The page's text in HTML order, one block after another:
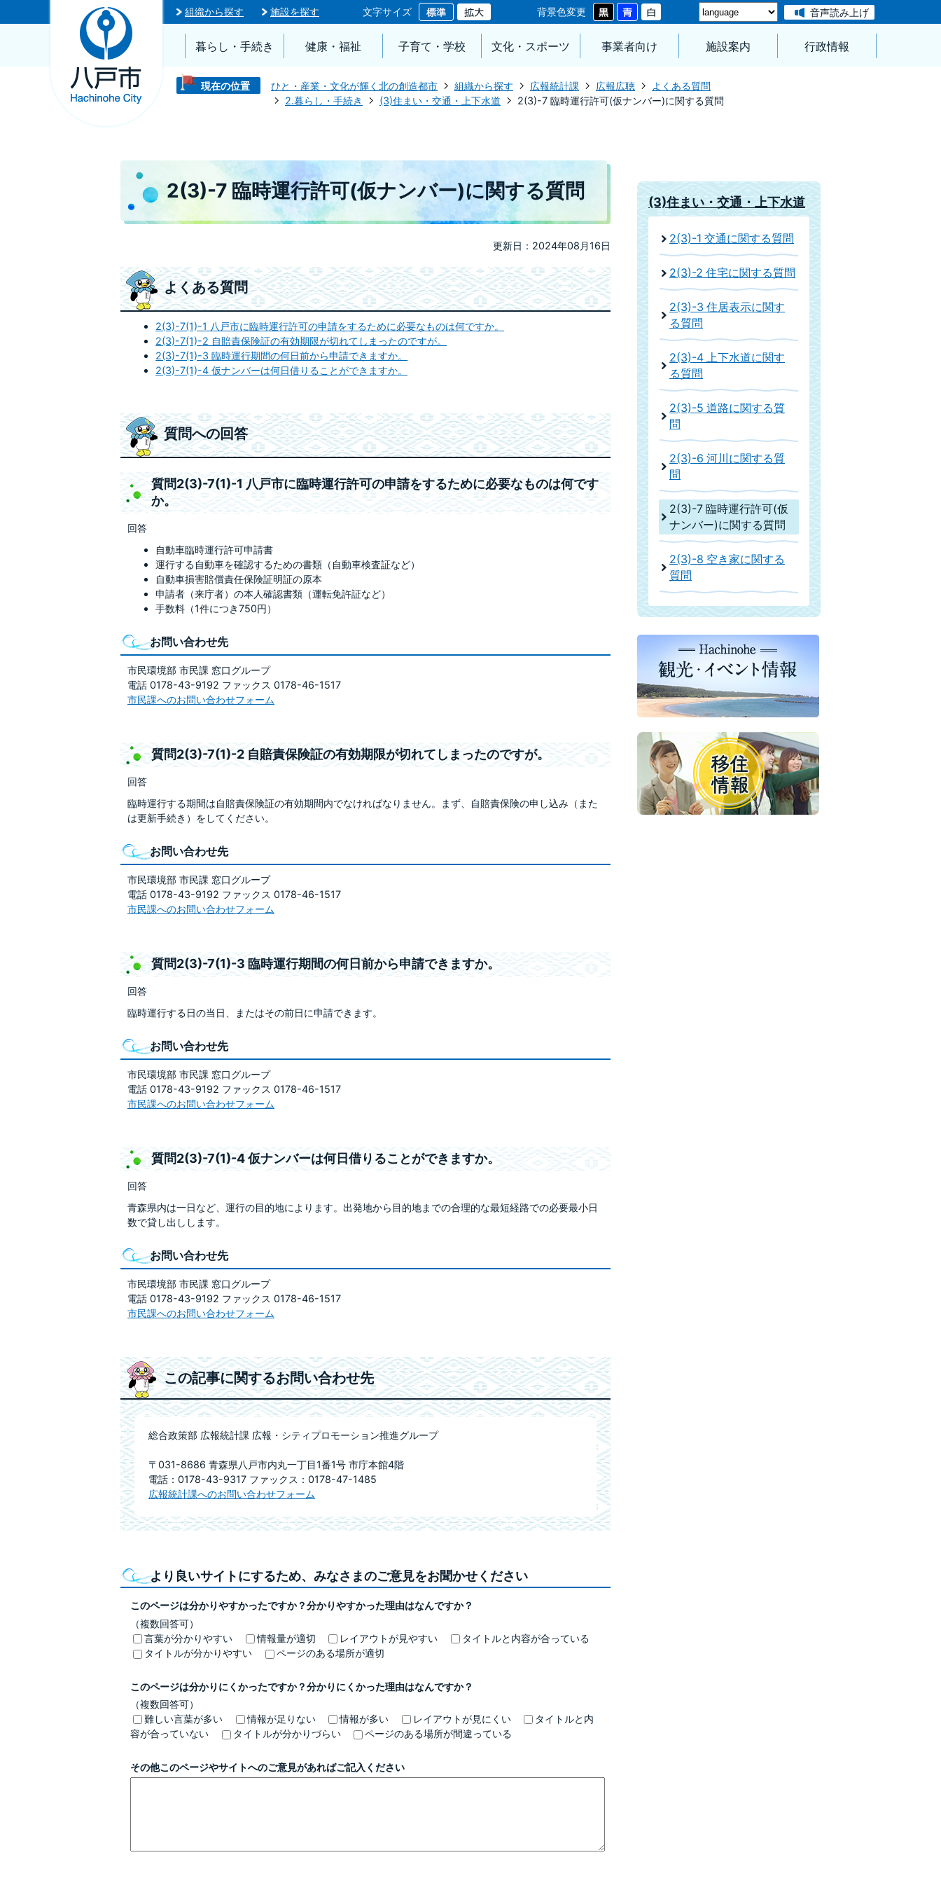
組織から探す 施設を探す 文字サイズ 背景色変更 音声読み上げ
暮らし・手続き 健康・福祉 子育て・学校 文化・スポーツ 事業者向け 施設案内 行政情報
現在の位置 ひと・産業・文化が輝く北の創造都市 組織から探す 広報統計課 広報広聴
よくある質問
2.暮らし・手続き
(3)住まい・交通・上下水道 2(3)-7 臨時運行許可(仮ナンバー)に関する質問
2(3)-7 臨時運行許可(仮ナンバー)に関する質問
更新日：2024年08月16日
よくある質問
2(3)-7(1)-1 八戸市に臨時運行許可の申請をするために必要なものは何ですか。
2(3)-7(1)-2 自賠責保険証の有効期限が切れてしまったのですが。
2(3)-7(1)-3 臨時運行期間の何日前から申請できますか。
2(3)-7(1)-4 仮ナンバーは何日借りることができますか。
質問への回答
質問2(3)-7(1)-1 八戸市に臨時運行許可の申請をするために必要なものは何です
か。
回答
自動車臨時運行許可申請書
運行する自動車を確認するための書類（自動車検査証など）
自動車損害賠償責任保険証明証の原本
申請者（来庁者）の本人確認書類（運転免許証など）
手数料（1件につき750円）
お問い合わせ先
市民環境部 市民課 窓口グループ
電話 0178-43-9192 ファックス 0178-46-1517
市民課へのお問い合わせフォーム
質問2(3)-7(1)-2 自賠責保険証の有効期限が切れてしまったのですが。
回答
臨時運行する期間は自賠責保険証の有効期間内でなければなりません。まず、自賠責保険の申し込み（また
は更新手続き）をしてください。
お問い合わせ先
市民環境部 市民課 窓口グループ
電話 0178-43-9192 ファックス 0178-46-1517
市民課へのお問い合わせフォーム
質問2(3)-7(1)-3 臨時運行期間の何日前から申請できますか。
回答
臨時運行する日の当日、またはその前日に申請できます。
お問い合わせ先
市民環境部 市民課 窓口グループ
電話 0178-43-9192 ファックス 0178-46-1517
市民課へのお問い合わせフォーム
質問2(3)-7(1)-4 仮ナンバーは何日借りることができますか。
回答
青森県内は一日など、運行の目的地によります。出発地から目的地までの合理的な最短経路での必要最小日
数で貸し出しします。
お問い合わせ先
市民環境部 市民課 窓口グループ
電話 0178-43-9192 ファックス 0178-46-1517
市民課へのお問い合わせフォーム
この記事に関するお問い合わせ先
総合政策部 広報統計課 広報・シティプロモーション推進グループ
〒031-8686 青森県八戸市内丸一丁目1番1号 市庁本館4階
電話：0178-43-9317 ファックス：0178-47-1485
広報統計課へのお問い合わせフォーム
より良いサイトにするため、みなさまのご意見をお聞かせください
このページは分かりやすかったですか？分かりやすかった理由はなんですか？
（複数回答可）
言葉が分かりやすい
情報量が適切 レイアウトが見やすい
タイトルと内容が合っている
タイトルが分かりやすい
ページのある場所が適切
このページは分かりにくかったですか？分かりにくかった理由はなんですか？
（複数回答可）
難しい言葉が多い
情報が足りない 情報が多い レイアウトが見にくい
タイトルと内
容が合っていない
タイトルが分かりづらい ページのある場所が間違っている
その他このページやサイトへのご意見があればご記入ください
(3)住まい・交通・上下水道
2(3)-1 交通に関する質問
2(3)-2 住宅に関する質問
2(3)-3 住居表示に関す
る質問
2(3)-4 上下水道に関す
る質問
2(3)-5 道路に関する質
問
2(3)-6 河川に関する質
問
2(3)-7 臨時運行許可(仮
ナンバー)に関する質問
2(3)-8 空き家に関する
質問